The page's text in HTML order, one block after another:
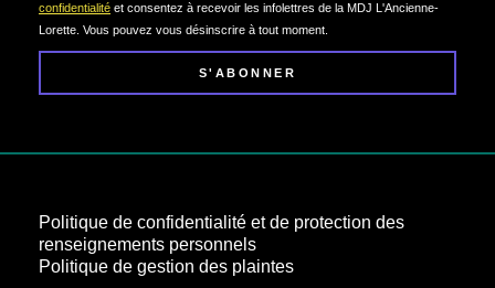
confidentialité et consentez à recevoir les infolettres de la MDJ L'Ancienne-
Lorette. Vous pouvez vous désinscrire à tout moment.
S'ABONNER
Politique de confidentialité et de protection des
renseignements personnels
Politique de gestion des plaintes